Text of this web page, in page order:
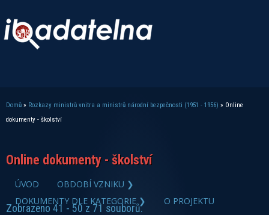
Jste zde
Domů » Rozkazy ministrů vnitra a ministrů národní bezpečnosti (1951 - 1956) » Online
dokumenty - školství
Online dokumenty - školství
ÚVOD
OBDOBÍ VZNIKU ❯
DOKUMENTY DLE KATEGORIE ❯
O PROJEKTU
Zobrazeno 41 - 50 z 71 souborů.
zobrazit PDF dokument